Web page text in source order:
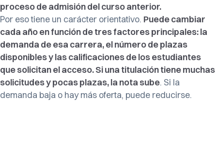
proceso de admisión del curso anterior.
Por eso tiene un carácter orientativo. Puede cambiar
cada año en función de tres factores principales: la
demanda de esa carrera, el número de plazas
disponibles y las calificaciones de los estudiantes
que solicitan el acceso. Si una titulación tiene muchas
solicitudes y pocas plazas, la nota sube. Si la
demanda baja o hay más oferta, puede reducirse.